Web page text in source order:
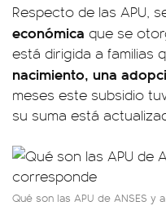
Respecto de las APU,
económica que se
está dirigida a familias
nacimiento, una
meses este subsidio
su suma está
Qué son las APU de ANSES